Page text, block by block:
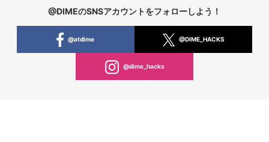
@DIMEのSNSアカウントをフォローしよう！
@atdime @DIME_HACKS
@dime_hacks